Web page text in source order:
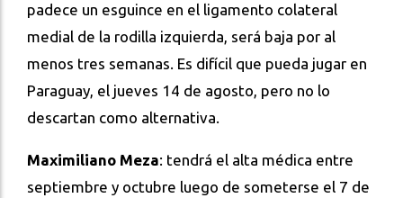
padece un esguince en el ligamento colateral
medial de la rodilla izquierda, será baja por al
menos tres semanas. Es difícil que pueda jugar en
Paraguay, el jueves 14 de agosto, pero no lo
descartan como alternativa.
Maximiliano Meza: tendrá el alta médica entre
septiembre y octubre luego de someterse el 7 de